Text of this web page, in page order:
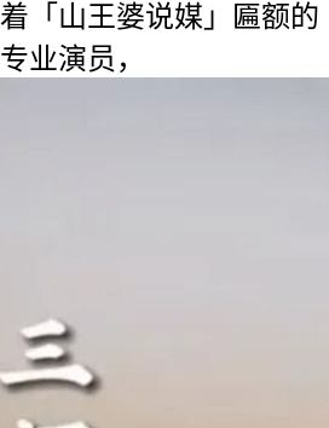
「山王婆说媒」匾额的
业演员，